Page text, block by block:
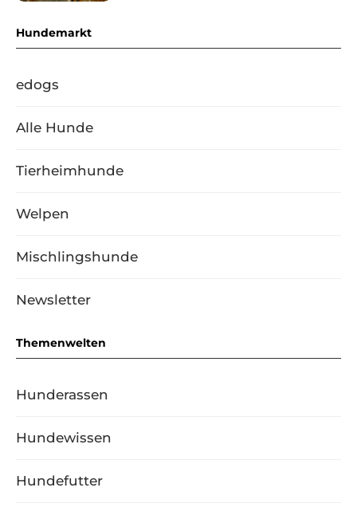
Hundemarkt
edogs
Alle Hunde
Tierheimhunde
Welpen
Mischlingshunde
Newsletter
Themenwelten
Hunderassen
Hundewissen
Hundefutter